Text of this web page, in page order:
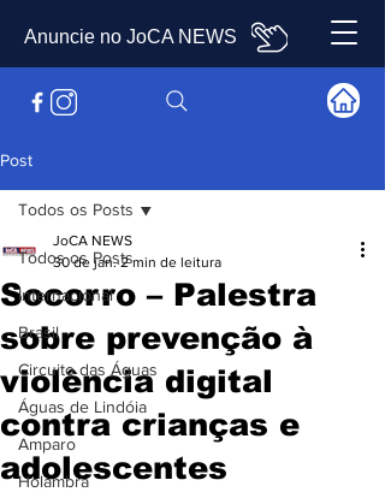
Anuncie no JoCA NEWS
Post
Todos os Posts
Internacional
Brasil
Circuito das Águas
Águas de Lindóia
Amparo
Holambra
Todos os Posts
Socorro – Palestra
sobre prevenção à
violência digital
contra crianças e
adolescentes
JoCA NEWS
30 de jan. 2 min de leitura